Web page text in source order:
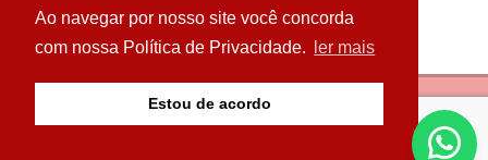
Ao navegar por nosso site você concorda
com nossa Política de Privacidade.
ler mais
Estou de acordo
© Copyright 2026 - Portal Parazão Tem de Tudo - Todos